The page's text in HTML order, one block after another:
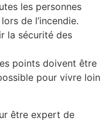
les personnes
de l’incendie.
la sécurité des
points doivent être
pour vivre loin
être expert de